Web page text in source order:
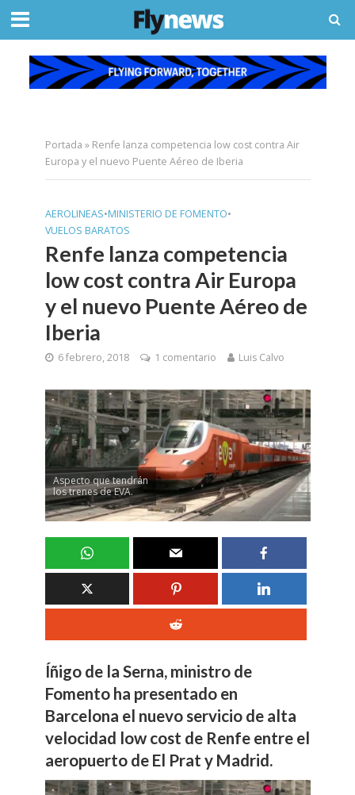
Portada » Renfe lanza competencia low cost contra Air
Europa y el nuevo Puente Aéreo de Iberia
AEROLINEAS•MINISTERIO DE FOMENTO•
VUELOS BARATOS
Renfe lanza competencia
low cost contra Air Europa
y el nuevo Puente Aéreo de
Iberia
6 febrero, 2018 1 comentario Luis Calvo
Aspecto que tendrán
los trenes de EVA.
Íñigo de la Serna, ministro de
Fomento ha presentado en
Barcelona el nuevo servicio de alta
velocidad low cost de Renfe entre el
aeropuerto de El Prat y Madrid.